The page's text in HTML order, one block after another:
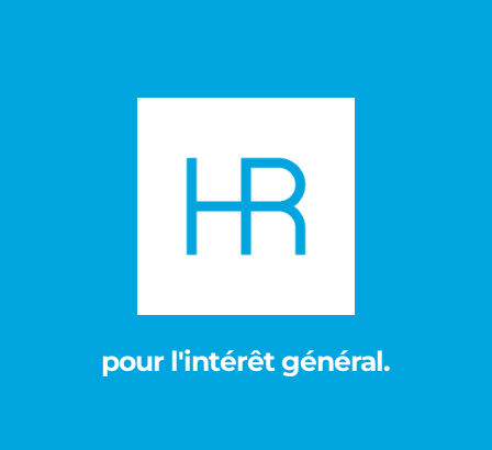
pour l'intérêt général.